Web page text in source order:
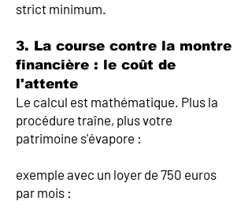
strict minimum.
3. La course contre la montre
financière : le coût de
l'attente
Le calcul est mathématique. Plus la
procédure traîne, plus votre
patrimoine s'évapore :
exemple avec un loyer de 750 euros
par mois :